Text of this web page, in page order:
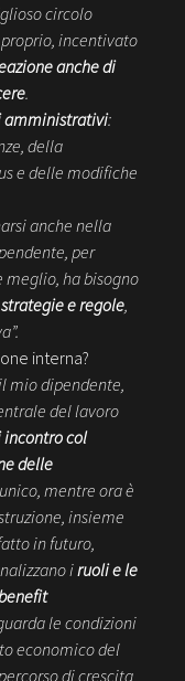
circolo
incentivato
anche di
.
amministrativi:
della
e delle modifiche
anche nella
per
meglio, ha bisogno
e regole,
interna?
mio dipendente,
del lavoro
col
delle
mentre ora è
insieme
in futuro,
iruoli e le
le condizioni
economico del
di crescita